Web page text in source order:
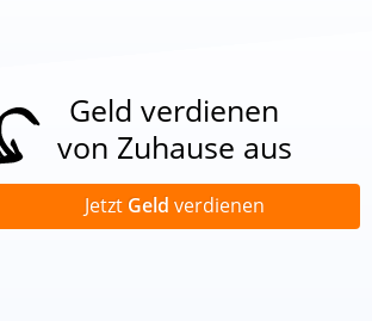
Geld verdienen
von Zuhause aus
Jetzt Geld verdienen